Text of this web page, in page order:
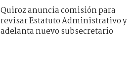
Quiroz anuncia comisión para
revisar Estatuto Administrativo y
adelanta nuevo subsecretario